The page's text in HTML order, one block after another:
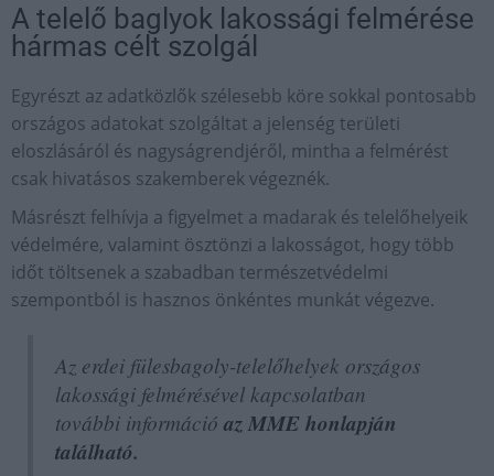
A telelő baglyok lakossági felmérése
hármas célt szolgál
Egyrészt az adatközlők szélesebb köre sokkal pontosabb
országos adatokat szolgáltat a jelenség területi
eloszlásáról és nagyságrendjéről, mintha a felmérést
csak hivatásos szakemberek végeznék.
Másrészt felhívja a figyelmet a madarak és telelőhelyeik
védelmére, valamint ösztönzi a lakosságot, hogy több
időt töltsenek a szabadban természetvédelmi
szempontból is hasznos önkéntes munkát végezve.
Az erdei fülesbagoly-telelőhelyek országos
lakossági felmérésével kapcsolatban
további információ az MME honlapján
található.